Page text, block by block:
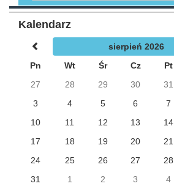
Kalendarz
sierpień 2026
Pn
Wt Śr Cz Pt
27
28 29 30 31
3
4 5 6 7
10
11 12 13 14
17
18 19 20 21
24
25 26 27 28
31
1 2 3 4